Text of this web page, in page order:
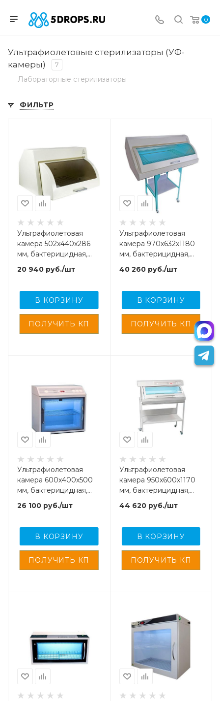
0
Ультрафиолетовые стерилизаторы (УФ-
камеры)
7
Лабораторные стерилизаторы
ФИЛЬТР
Ультрафиолетовая
камера 502х440х286
мм, бактерицидная,
для хранения
стерил.,инструментов,
20 940 руб./шт
В КОРЗИНУ
Ультрафиолетовая
камера 970х632х1180
мм, бактерицидная,
для хранения
стерил.,инструментов,
40 260руб./шт
В КОРЗИНУ
Ультрафиолетовая
камера 600х400х500
мм, бактерицидная,
для хранения
стерил.,инструментов,
26 100 руб./шт
В КОРЗИНУ
Ультрафиолетовая
камера 950х600х1170
мм, бактерицидная,
для хранения
стерил.,инструментов,
44 620руб./шт
В КОРЗИНУ